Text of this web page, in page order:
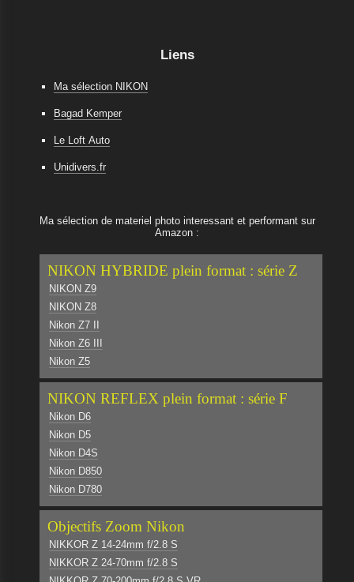
Liens
Ma sélection NIKON
Bagad Kemper
Le Loft Auto
Unidivers.fr
Ma sélection de materiel photo interessant et performant sur
Amazon :
NIKON HYBRIDE plein format : série Z
NIKON Z9
NIKON Z8
Nikon Z7 II
Nikon Z6 III
Nikon Z5
NIKON REFLEX plein format : série F
Nikon D6
Nikon D5
Nikon D4S
Nikon D850
Nikon D780
Objectifs Zoom Nikon
NIKKOR Z 14-24mm f/2.8 S
NIKKOR Z 24-70mm f/2.8 S